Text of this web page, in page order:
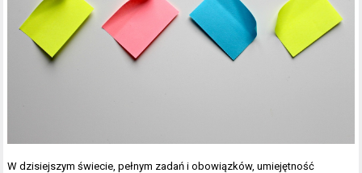
W dzisiejszym świecie, pełnym zadań i obowiązków, umiejętność